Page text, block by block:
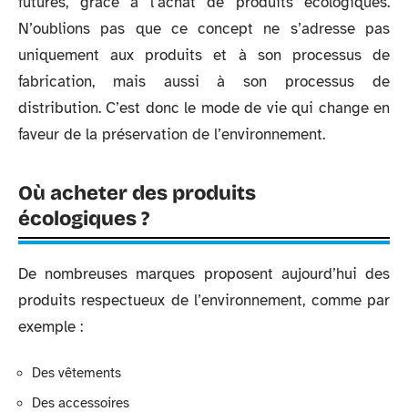
N’oublions pas que ce concept ne s’adresse pas
uniquement aux produits et à son processus de
fabrication, mais aussi à son processus de
distribution. C’est donc le mode de vie qui change en
faveur de la préservation de l’environnement.
Où acheter des produits
écologiques ?
De nombreuses marques proposent aujourd’hui des
produits respectueux de l’environnement, comme par
exemple :
Des vêtements
Des accessoires